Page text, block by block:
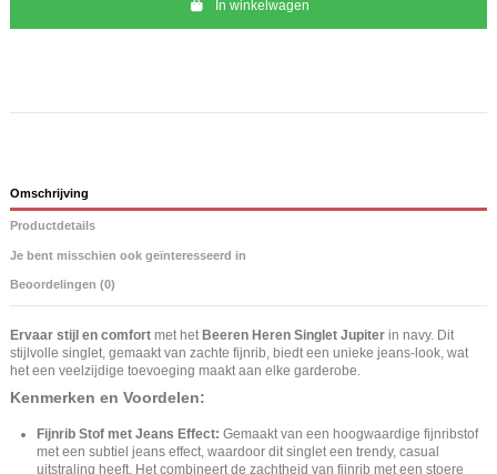
In winkelwagen
Omschrijving
Productdetails
Je bent misschien ook geïnteresseerd in
Beoordelingen (0)
Ervaar stijl en comfort met hetBeeren Heren Singlet Jupiter in navy. Dit
stijlvolle singlet, gemaakt van zachte fijnrib, biedt een unieke jeans-look, wat
het een veelzijdige toevoeging maakt aan elke garderobe.
Kenmerken en Voordelen:
Fijnrib Stof met Jeans Effect: Gemaakt van een hoogwaardige fijnribstof
met een subtiel jeans effect, waardoor dit singlet een trendy, casual
uitstraling heeft. Het combineert de zachtheid van fijnrib met een stoere